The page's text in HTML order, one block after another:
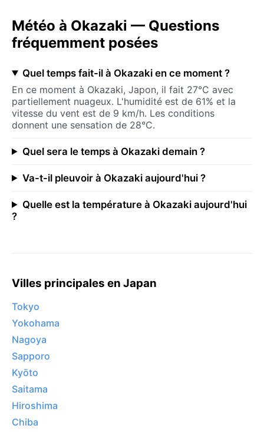
Météo à Okazaki — Questions
fréquemment posées
Quel temps fait-il à Okazaki en ce moment ?
En ce moment à Okazaki, Japon, il fait 27°C avec
partiellement nuageux. L'humidité est de 61% et la
vitesse du vent est de 9 km/h. Les conditions
donnent une sensation de 28°C.
Quel sera le temps à Okazaki demain ?
Va-t-il pleuvoir à Okazaki aujourd'hui ?
Quelle est la température à Okazaki aujourd'hui
?
Villes principales en Japan
Tokyo
Yokohama
Nagoya
Sapporo
Kyōto
Saitama
Hiroshima
Chiba